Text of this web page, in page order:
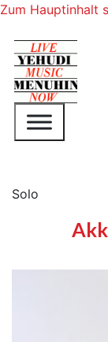
Zum Hauptinhalt
Solo